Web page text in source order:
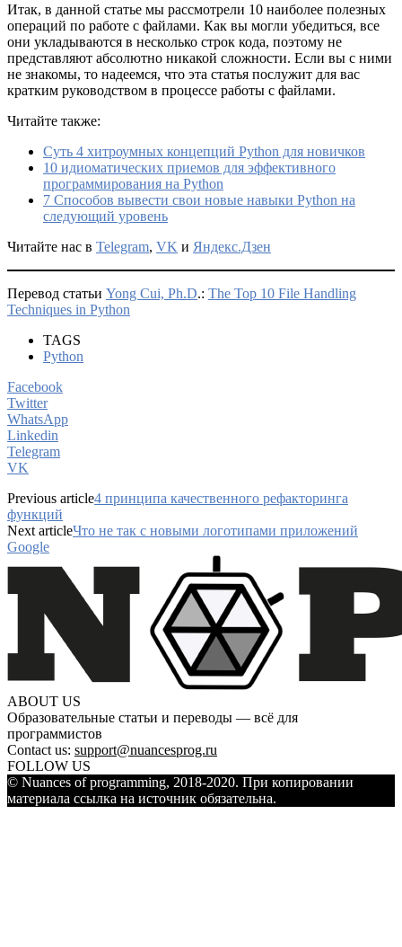
Итак, в данной статье мы рассмотрели 10 наиболее полезных
операций по работе с файлами. Как вы могли убедиться, все
они укладываются в несколько строк кода, поэтому не
представляют абсолютно никакой сложности. Если вы с ними
не знакомы, то надеемся, что эта статья послужит для вас
кратким руководством в процессе работы с файлами.
Читайте также:
Суть 4 хитроумных концепций Python для новичков
10 идиоматических приемов для эффективного
программирования на Python
7 Способов вывести свои новые навыки Python на
следующий уровень
Читайте нас в Telegram, VK и Яндекс.Дзен
Перевод статьи Yong Cui, Ph.D.: The Top 10 File Handling
Techniques in Python
TAGS
Python
Facebook
Twitter
WhatsApp
Linkedin
Telegram
VK
Previous article4 принципа качественного рефакторинга
функций
Next articleЧто не так с новыми логотипами приложений
Google
ABOUT US
Образовательные статьи и переводы — всё для
программистов
Contact us: support@nuancesprog.ru
FOLLOW US
© Nuances of programming, 2018-2020. При копировании
материала ссылка на источник обязательна.